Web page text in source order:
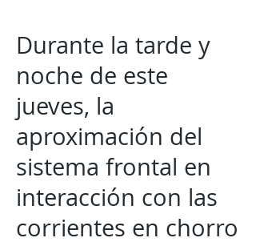
Durante la tarde y
noche de este
jueves, la
aproximación del
sistema frontal en
interacción con las
corrientes en chorro